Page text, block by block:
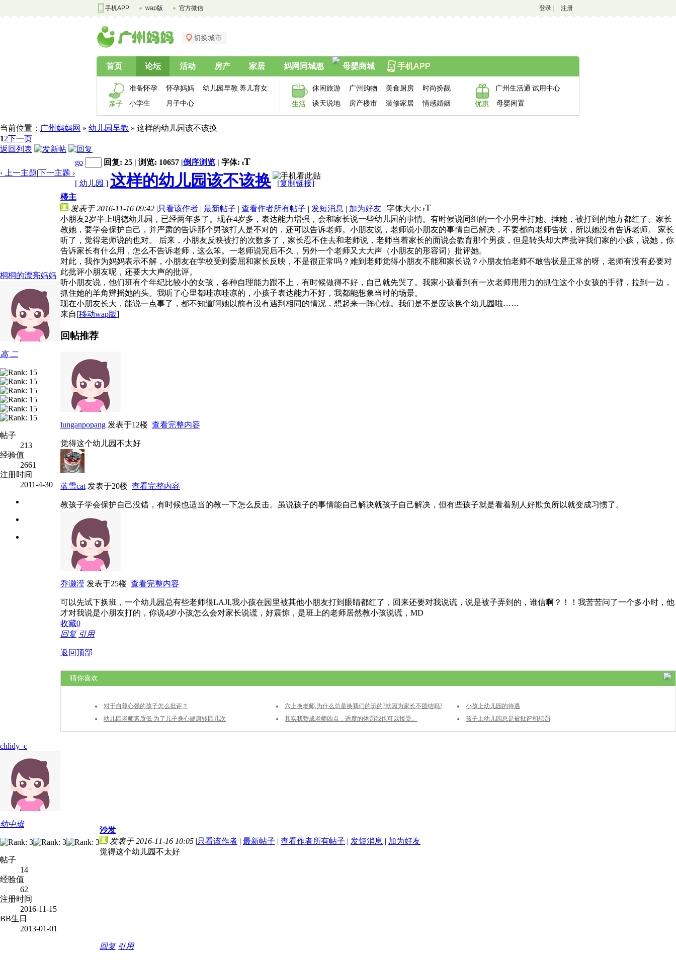
手机APP wap版 官方微信 登录 注册
切换城市
首页 论坛 活动 房产 家居 妈网同城惠 母婴商城 手机APP
亲子
准备怀孕 怀孕妈妈 幼儿园早教 养儿育女
小学生
月子中心 生活
休闲旅游 广州购物 美食厨房
时尚扮靓
谈天说地
房产楼市 装修家居 情感婚姻 优惠
广州生活通 试用中心
母婴闲置
当前位置： 广州妈妈网 » 幼儿园早教 » 这样的幼儿园该不该换
12下一页
返回列表
‹ 上一主题|下一主题 ›
go 回复: 25 | 浏览: 10657 |倒序浏览 | 字体: tT
[ 幼儿园 ] 这样的幼儿园该不该换 [复制链接]
桐桐的漂亮妈妈
高 二
帖子
213
经验值
2661
注册时间
2011-4-30
楼主
发表于 2016-11-16 09:42 |只看该作者 | 最新帖子 | 查看作者所有帖子 | 发短消息 | 加为好友 | 字体大小: tT
小朋友2岁半上明德幼儿园，已经两年多了。现在4岁多，表达能力增强，会和家长说一些幼儿园的事情。有时候说同组的一个小男生打她、捶她，被打到的地方都红了。家长
教她，要学会保护自己，并严肃的告诉那个男孩打人是不对的，还可以告诉老师。小朋友说，老师说小朋友的事情自己解决，不要都向老师告状，所以她没有告诉老师。 家长
听了，觉得老师说的也对。 后来，小朋友反映被打的次数多了，家长忍不住去和老师说，老师当着家长的面说会教育那个男孩，但是转头却大声批评我们家的小孩，说她，你
告诉家长有什么用，怎么不告诉老师，这么笨。一老师说完后不久，另外一个老师又大大声（小朋友的形容词）批评她。
对此，我作为妈妈表示不解，小朋友在学校受到委屈和家长反映，不是很正常吗？难到老师觉得小朋友不能和家长说？小朋友怕老师不敢告状是正常的呀，老师有没有必要对
此批评小朋友呢，还要大大声的批评。
听小朋友说，他们班有个年纪比较小的女孩，各种自理能力跟不上，有时候做得不好，自己就先哭了。我家小孩看到有一次老师用用力的抓住这个小女孩的手臂，拉到一边，
抓住她的羊角辫摇她的头。我听了心里都哇凉哇凉的，小孩子表达能力不好，我都能想象当时的场景。
现在小朋友长大，能说一点事了，都不知道啊她以前有没有遇到相同的情况，想起来一阵心惊。我们是不是应该换个幼儿园啦……
来自[移动wap版]
回帖推荐
lunganpopang 发表于12楼 查看完整内容
觉得这个幼儿园不太好
蓝雪cat发表于20楼 查看完整内容
教孩子学会保护自己没错，有时候也适当的教一下怎么反击。虽说孩子的事情能自己解决就孩子自己解决，但有些孩子就是看着别人好欺负所以就变成习惯了。
乔灏滢 发表于25楼 查看完整内容
可以先试下换班，一个幼儿园总有些老师很LAJI,我小孩在园里被其他小朋友打到眼睛都红了，回来还要对我说谎，说是被子弄到的，谁信啊？！！我苦苦问了一个多小时，他
才对我说是小朋友打的，你说4岁小孩怎么会对家长说谎，好震惊，是班上的老师居然教小孩说谎，MD
收藏0
回复 引用
返回顶部
猜你喜欢
对于自尊心强的孩子怎么批评？ 六上换老师,为什么总是换我们的班的?就因为家长不团结吗?
小孩上幼儿园的待遇
幼儿园老师素质低 为了儿子身心健康转园几次
其实我赞成老师凶点，适度的体罚我也可以接受。 孩子上幼儿园总是被批评和惩罚
chlidy_c
幼中班
帖子
14
经验值
62
注册时间
2016-11-15
BB生日
2013-01-01
沙发
发表于 2016-11-16 10:05 |只看该作者 | 最新帖子 | 查看作者所有帖子 | 发短消息 | 加为好友
觉得这个幼儿园不太好
回复 引用